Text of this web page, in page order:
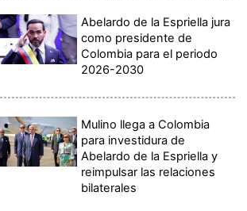
Abelardo de la Espriella jura
como presidente de
Colombia para el periodo
2026-2030
Mulino llega a Colombia
para investidura de
Abelardo de la Espriella y
reimpulsar las relaciones
bilaterales